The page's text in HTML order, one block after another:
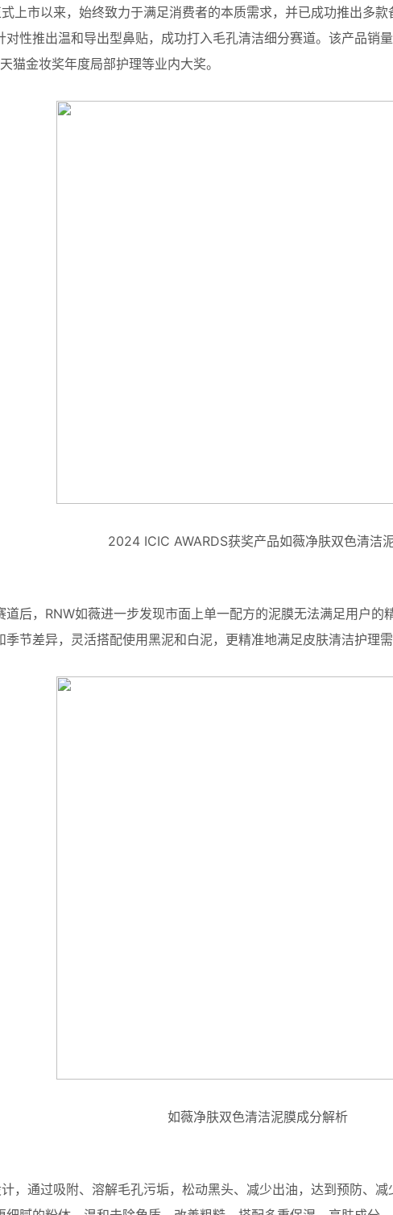
上市以来，始终致力于满足消费者的本质需求，并已成功推出多
性推出温和导出型鼻贴，成功打入毛孔清洁细分赛道。该产品销
金妆奖年度局部护理等业内大奖。
2024 ICIC AWARDS获奖产品如薇净肤双色清洁
后，RNW如薇进一步发现市面上单一配方的泥膜无法满足用户
节差异，灵活搭配使用黑泥和白泥，更精准地满足皮肤清洁护理需
如薇净肤双色清洁泥膜成分解析
，通过吸附、溶解毛孔污垢，松动黑头、减少出油，达到预防、